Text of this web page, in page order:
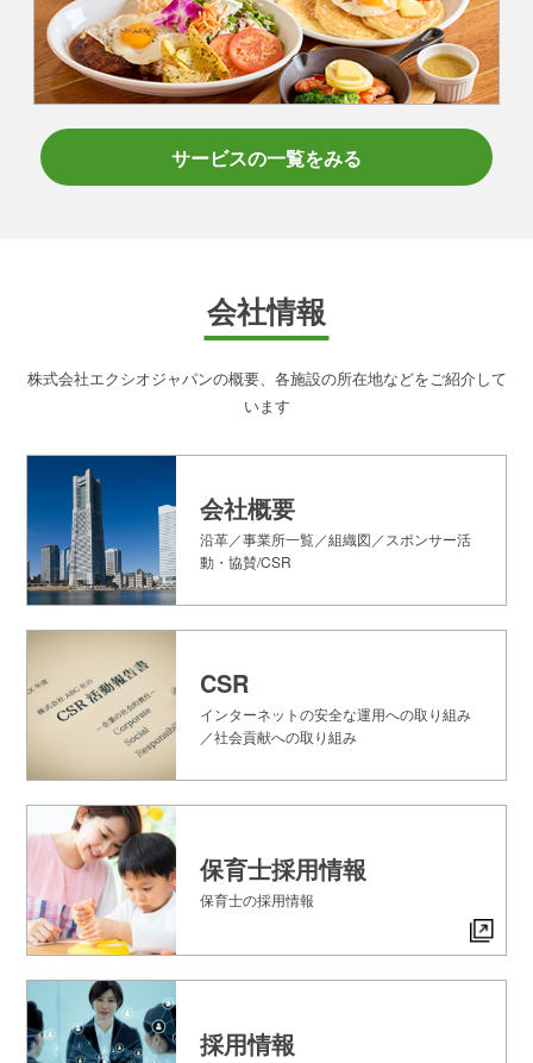
サービスの一覧をみる
会社情報
株式会社エクシオジャパンの概要、各施設の所在地などをご紹介して
います
会社概要
沿革／事業所一覧／組織図／スポンサー活
動・協賛/CSR
CSR
インターネットの安全な運用への取り組み
／社会貢献への取り組み
保育士採用情報
保育士の採用情報
採用情報